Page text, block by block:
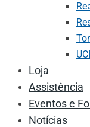
UCI
Loja
Assistência
Eventos e
Notícias